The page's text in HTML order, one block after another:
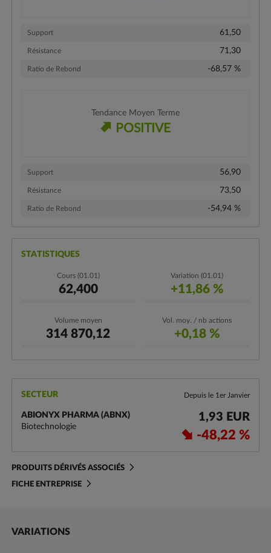
Support 61,50
Résistance 71,30
Ratio de Rebond -68,57 %
Tendance Moyen Terme
POSITIVE
Support 56,90
Résistance 73,50
Ratio de Rebond -54,94 %
STATISTIQUES
Cours (01.01)
62,400
Variation (01.01)
+11,86 %
Volume moyen
314 870,12
Vol. moy. / nb actions
+0,18 %
SECTEUR Depuis le 1er Janvier
ABIONYX PHARMA (ABNX)
Biotechnologie
1,93 EUR
-48,22 %
PRODUITS DÉRIVÉS ASSOCIÉS
FICHE ENTREPRISE
VARIATIONS